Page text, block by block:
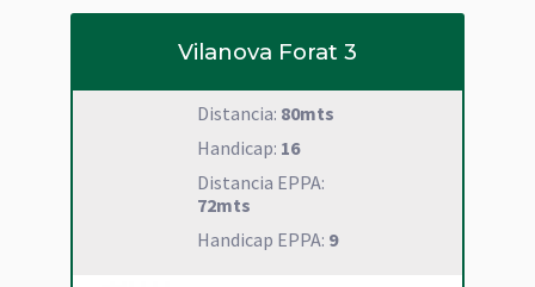
Vilanova Forat 3
Distancia: 80mts
Handicap: 16
Distancia EPPA:
72mts
Handicap EPPA: 9